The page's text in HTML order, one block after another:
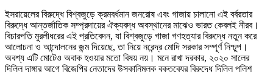
ইসরায়েলের বিরুদ্ধে বিশ্বজুড়ে ক্রমবর্ধমান জনরোষ এবং গাজায় চালানো এই বর্বরতার
বিরুদ্ধে আন্তর্জাতিক সম্প্রদায়ের ঐক্যবদ্ধ অবস্থানের মাঝেও ভারত কেবলই নীরব।
বিচারপতি মুরলীধরের এই প্রতিবেদন, যা বিশ্বজুড়ে গাজা গণহত্যার বিরুদ্ধে নতুন করে
আলোচনা ও আন্দোলনের জন্ম দিয়েছে, তা নিয়ে নরেন্দ্র মোদি সরকার সম্পূর্ণ নিশ্চুপ।
অবশ্য এটি মোটেও অবাক হওয়ার মতো বিষয় নয়। মনে রাখা দরকার, ২০২০ সালের
দিল্লি দাঙ্গার আগে বিজেপির নেতাদের উসকানিমূলক বক্তব্যের বিরুদ্ধে দিল্লি পুলিশ